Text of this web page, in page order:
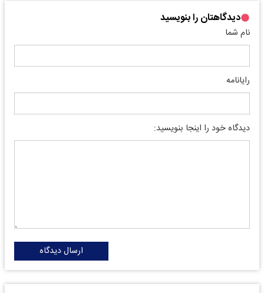
دیدگاهتان را بنویسید
نام شما
رایانامه
دیدگاه خود را اینجا بنویسید:
ارسال دیدگاه